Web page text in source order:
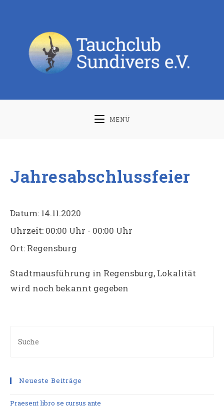
MENÜ
Jahresabschlussfeier
Datum: 14.11.2020
Uhrzeit: 00:00 Uhr - 00:00 Uhr
Ort: Regensburg
Stadtmausführung in Regensburg, Lokalität
wird noch bekannt gegeben
Neueste Beiträge
Praesent libro se cursus ante